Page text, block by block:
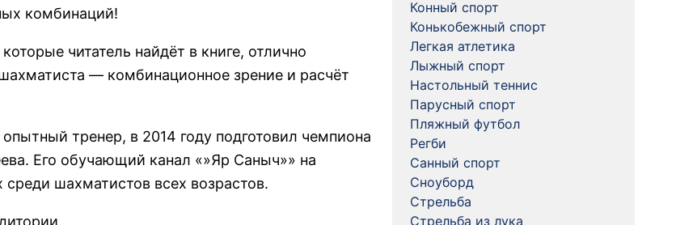
комбинаций!
читатель найдёт в книге, отлично
— комбинационное зрение и расчёт
тренер, в 2014 году подготовил чемпиона
Его обучающий канал «»Яр Саныч»» на
шахматистов всех возрастов.
Конный спорт
Конькобежный спорт
Легкая атлетика
Лыжный спорт
Настольный теннис
Парусный спорт
Пляжный футбол
Регби
Санный спорт
Сноуборд
Стрельба
Стрельба из лука